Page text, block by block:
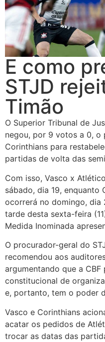
E como
STJD
Timão
O Superior Tribunal de
negou, por 9 votos a 0, o
Corinthians para
partidas de volta das
Com isso, Vasco x
sábado, dia 19, enquanto
ocorrerá no domingo, dia
tarde desta sexta-feira
Medida Inominada
O procurador-geral do
recomendou aos
argumentando que a
constitucional de
e, portanto, tem o poder
Vasco e Corinthians
acatar os pedidos de
trocar as datas das